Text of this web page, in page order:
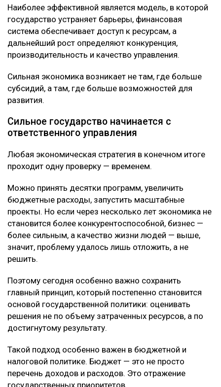
Наиболее эффективной является модель, в которой
государство устраняет барьеры, финансовая
система обеспечивает доступ к ресурсам, а
дальнейший рост определяют конкуренция,
производительность и качество управления.
Сильная экономика возникает не там, где больше
субсидий, а там, где больше возможностей для
развития.
Сильное государство начинается с
ответственного управления
Любая экономическая стратегия в конечном итоге
проходит одну проверку — временем.
Можно принять десятки программ, увеличить
бюджетные расходы, запустить масштабные
проекты. Но если через несколько лет экономика не
становится более конкурентоспособной, бизнес —
более сильным, а качество жизни людей — выше,
значит, проблему удалось лишь отложить, а не
решить.
Поэтому сегодня особенно важно сохранить
главный принцип, который постепенно становится
основой государственной политики: оценивать
решения не по объему затраченных ресурсов, а по
достигнутому результату.
Такой подход особенно важен в бюджетной и
налоговой политике. Бюджет — это не просто
перечень доходов и расходов. Это отражение
государственных приоритетов.